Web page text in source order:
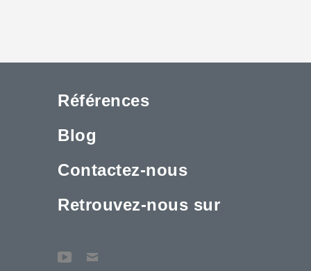
Références
Blog
Contactez-nous
Retrouvez-nous sur